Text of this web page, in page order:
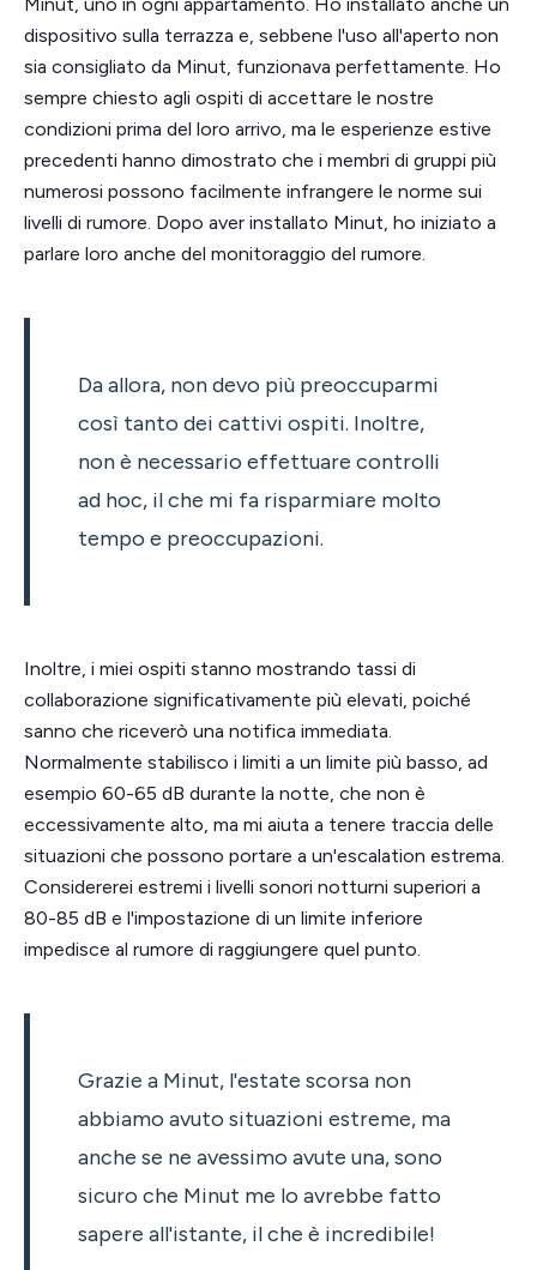
dispositivo sulla terrazza e, sebbene l'uso all'aperto non
sia consigliato da Minut, funzionava perfettamente. Ho
sempre chiesto agli ospiti di accettare le nostre
condizioni prima del loro arrivo, ma le esperienze estive
precedenti hanno dimostrato che i membri di gruppi più
numerosi possono facilmente infrangere le norme sui
livelli di rumore. Dopo aver installato Minut, ho iniziato a
parlare loro anche del monitoraggio del rumore.
Da allora, non devo più preoccuparmi
così tanto dei cattivi ospiti. Inoltre,
non è necessario effettuare controlli
ad hoc, il che mi fa risparmiare molto
tempo e preoccupazioni.
Inoltre, i miei ospiti stanno mostrando tassi di
collaborazione significativamente più elevati, poiché
sanno che riceverò una notifica immediata.
Normalmente stabilisco i limiti a un limite più basso, ad
esempio 60-65 dB durante la notte, che non è
eccessivamente alto, ma mi aiuta a tenere traccia delle
situazioni che possono portare a un'escalation estrema.
Considererei estremi i livelli sonori notturni superiori a
80-85 dB e l'impostazione di un limite inferiore
impedisce al rumore di raggiungere quel punto.
Grazie a Minut, l'estate scorsa non
abbiamo avuto situazioni estreme, ma
anche se ne avessimo avute una, sono
sicuro che Minut me lo avrebbe fatto
sapere all'istante, il che è incredibile!